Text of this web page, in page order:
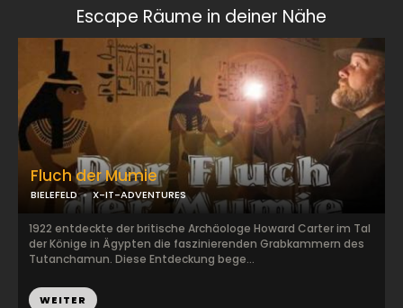
Escape Räume in deiner Nähe
Fluch der Mumie
BIELEFELD X-IT-ADVENTURES
1922 entdeckte der britische Archäologe Howard Carter im Tal
der Könige in Ägypten die faszinierenden Grabkammern des
Tutanchamun. Diese Entdeckung bege...
WEITER